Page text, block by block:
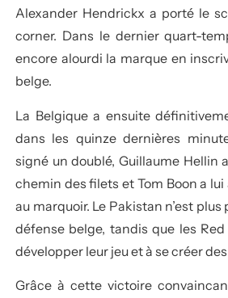
Alexander Hendrickx a porté le
corner. Dans le dernier quart-
encore alourdi la marque en
belge.
La Belgique a ensuite
dans les quinze dernières
signé un doublé, Guillaume Hellin
chemin des filets et Tom Boon a
au marquoir. Le Pakistan n’est
défense belge, tandis que les
développer leur jeu et à se créer
Grâce à cette victoire